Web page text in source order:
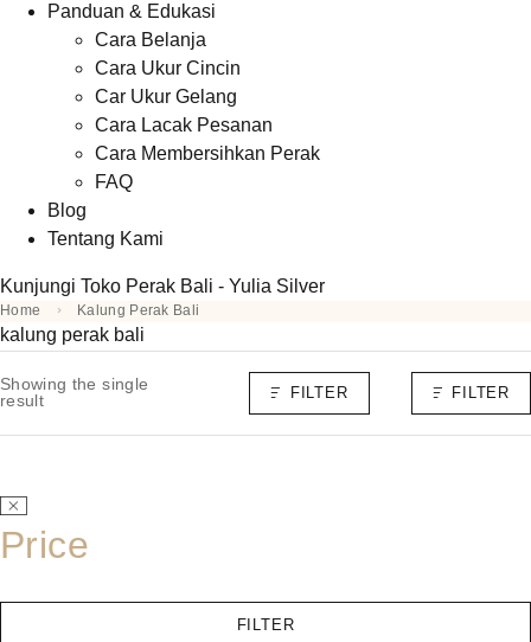
Panduan & Edukasi
Cara Belanja
Cara Ukur Cincin
Car Ukur Gelang
Cara Lacak Pesanan
Cara Membersihkan Perak
FAQ
Blog
Tentang Kami
Kunjungi Toko Perak Bali - Yulia Silver
Home Kalung Perak Bali
kalung perak bali
Showing the single
result
FILTER FILTER
Price
FILTER